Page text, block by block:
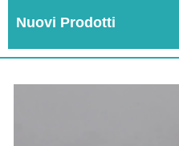
Nuovi Prodotti